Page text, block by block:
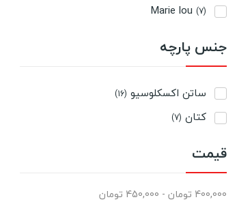
Marie lou (7)
جنس پارچه
ساتن اکسکلوسیو (16)
کتان (7)
قیمت
400,000 تومان - 450,000 تومان